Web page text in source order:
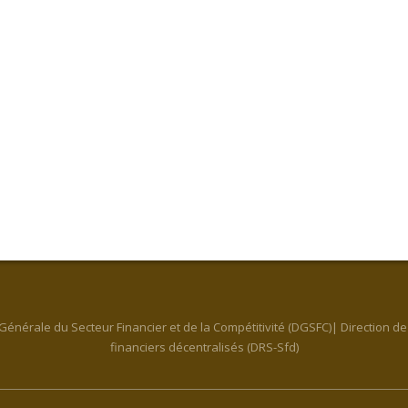
du Secteur Financier et de la Compétitivité (DGSFC)| Direction
financiers décentralisés (DRS-Sfd)